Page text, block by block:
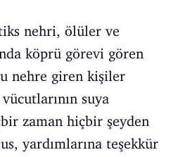
nehri, ölüler ve
köprü görevi gören
nehre giren kişiler
suya
zaman hiçbir şeyden
yardımlarına teşekkür